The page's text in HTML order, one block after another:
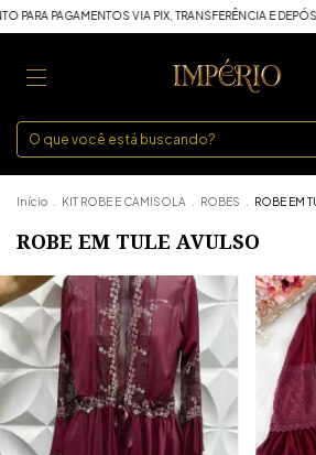
VIA PIX, TRANSFERÊNCIA E DEPÓSITO.
Início KIT ROBE E CAMISOLA ROBES ROBE EM
ROBE EM TULE AVULSO